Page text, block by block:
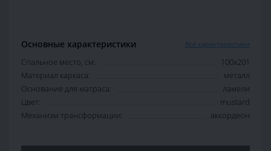
Основные характеристики Все характеристики
Спальное место, см:
100х201
Материал каркаса:
металл
Основание для матраса:
ламели
Цвет:
mustard
Механизм трансформации:
аккордеон